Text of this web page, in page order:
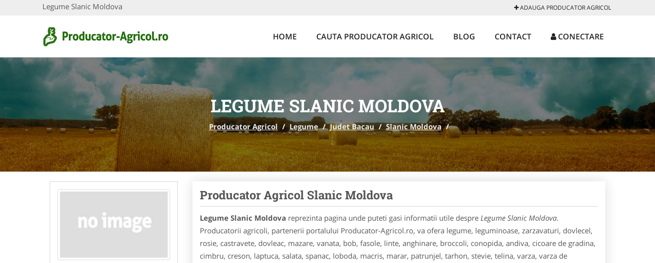
Legume Slanic Moldova ADAUGA PRODUCATOR AGRICOL
HOME CAUTA PRODUCATOR AGRICOL BLOG CONTACT CONECTARE
LEGUME SLANIC MOLDOVA
Producator Agricol / Legume / Judet Bacau / Slanic Moldova /
Producator Agricol Slanic Moldova
Legume Slanic Moldova reprezinta pagina unde puteti gasi informatii utile despre Legume Slanic Moldova.
Producatorii agricoli, partenerii portalului Producator-Agricol.ro, va ofera legume, leguminoase, zarzavaturi, dovlecel,
rosie, castravete, dovleac, mazare, vanata, bob, fasole, linte, anghinare, broccoli, conopida, andiva, cicoare de gradina,
cimbru, creson, laptuca, salata, spanac, loboda, macris, marar, patrunjel, tarhon, stevie, telina, varza, varza de